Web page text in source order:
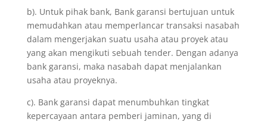
b). Untuk pihak bank, Bank garansi bertujuan untuk
memudahkan atau memperlancar transaksi nasabah
dalam mengerjakan suatu usaha atau proyek atau
yang akan mengikuti sebuah tender. Dengan adanya
bank garansi, maka nasabah dapat menjalankan
usaha atau proyeknya.
c). Bank garansi dapat menumbuhkan tingkat
kepercayaan antara pemberi jaminan, yang di